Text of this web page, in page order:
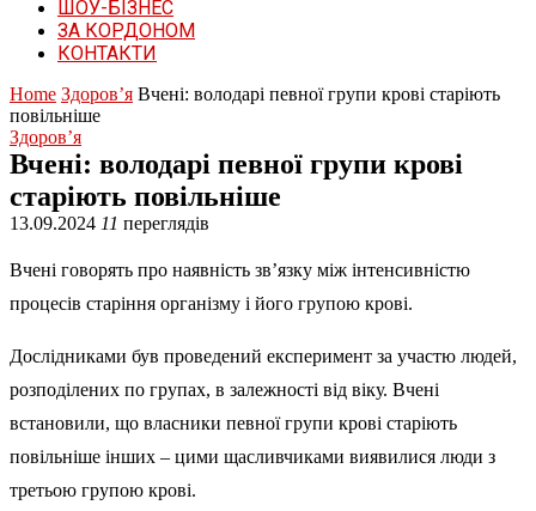
ШОУ-БІЗНЕС
ЗА КОРДОНОМ
КОНТАКТИ
Home Здоров’я Вчені: володарі певної групи крові старіють
повільніше
Здоров’я
Вчені: володарі певної групи крові
старіють повільніше
13.09.2024 11 переглядів
Вчені говорять про наявність зв’язку між інтенсивністю
процесів старіння організму і його групою крові.
Дослідниками був проведений експеримент за участю людей,
розподілених по групах, в залежності від віку. Вчені
встановили, що власники певної групи крові старіють
повільніше інших – цими щасливчиками виявилися люди з
третьою групою крові.